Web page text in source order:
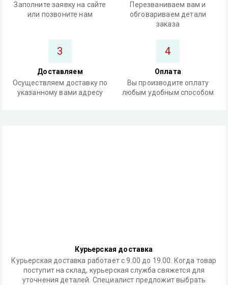
Заполните заявку на сайте
или позвоните нам
Перезваниваем вам и
обговариваем детали
заказа
3
Доставляем
Осуществляем доставку по
указанному вами адресу
4
Оплата
Вы производите оплату
любым удобным способом
Курьерская доставка
Курьерская доставка работает с 9.00 до 19.00. Когда товар
поступит на склад, курьерская служба свяжется для
уточнения деталей. Специалист предложит выбрать